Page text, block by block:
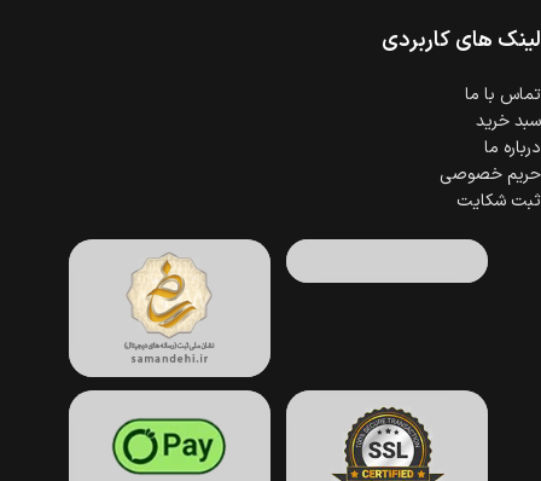
لینک های کاربردی
تماس با ما
سبد خرید
درباره ما
حریم خصوصی
ثبت شکایت